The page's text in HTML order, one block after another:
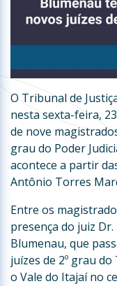
O Tribunal de
nesta sexta-feira,
de nove
grau do Poder
acontece a partir
Antônio Torres
Entre os
presença do juiz
Blumenau, que
juízes de 2º grau
o Vale do Itajaí no